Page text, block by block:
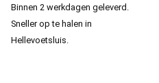
Binnen 2 werkdagen geleverd.
Sneller op te halen in
Hellevoetsluis.